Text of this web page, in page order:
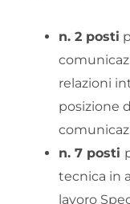
n. 2 posti
relazioni
posizione
n. 7 posti
tecnica in
lavoro